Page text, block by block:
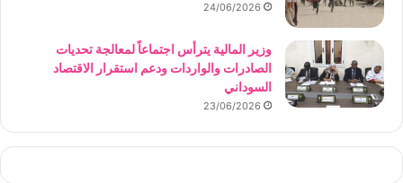
24/06/2026
وزير المالية يترأس اجتماعاً لمعالجة تحديات
الصادرات والواردات ودعم استقرار الاقتصاد
السوداني
23/06/2026